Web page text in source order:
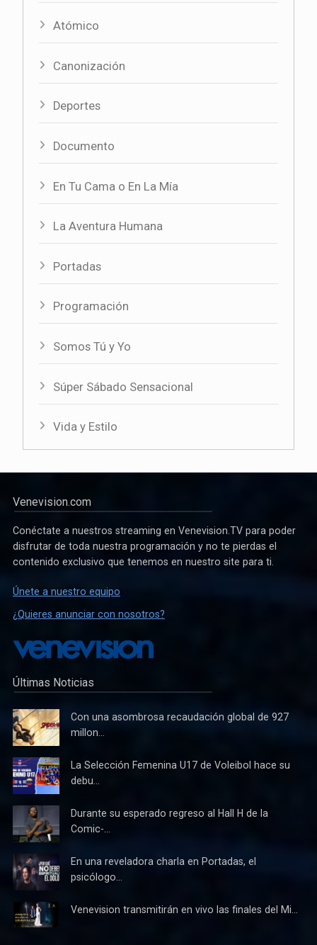
Atómico
Canonización
Deportes
Documento
En Tu Cama o En La Mía
La Aventura Humana
Portadas
Programación
Somos Tú y Yo
Súper Sábado Sensacional
Vida y Estilo
Venevision.com
Conéctate a nuestros streaming en Venevision.TV para poder
disfrutar de toda nuestra programación y no te pierdas el
contenido exclusivo que tenemos en nuestro site para ti.
Únete a nuestro equipo
¿Quieres anunciar con nosotros?
Últimas Noticias
Con una asombrosa recaudación global de 927
millon...
La Selección Femenina U17 de Voleibol hace su
debu...
Durante su esperado regreso al Hall H de la
Comic-...
En una reveladora charla en Portadas, el
psicólogo...
Venevision transmitirán en vivo las finales del Mi...